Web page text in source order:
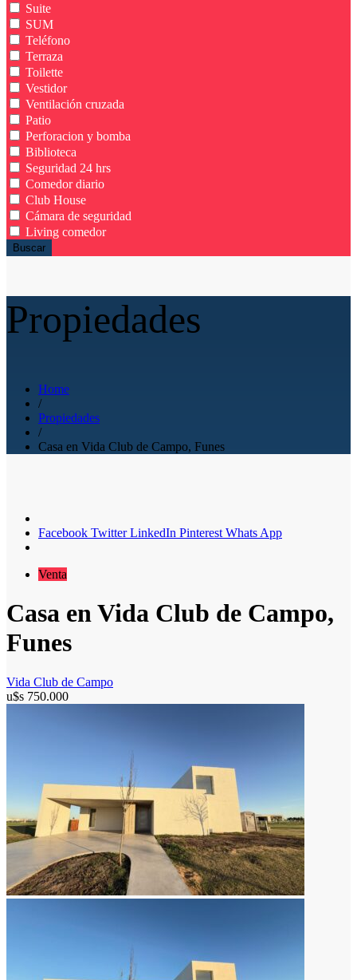
Suite
SUM
Teléfono
Terraza
Toilette
Vestidor
Ventilación cruzada
Patio
Perforacion y bomba
Biblioteca
Seguridad 24 hrs
Comedor diario
Club House
Cámara de seguridad
Living comedor
Buscar
Propiedades
Home
/
Propiedades
/
Casa en Vida Club de Campo, Funes
Facebook Twitter LinkedIn Pinterest Whats App
Venta
Casa en Vida Club de Campo,
Funes
Vida Club de Campo
u$s 750.000